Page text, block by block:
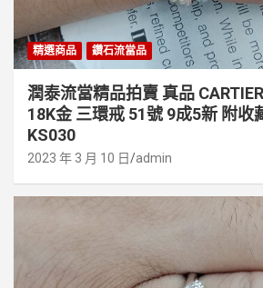
精選商品 鑽石流當品
潤泰流當精品拍賣 真品
18K金 三環戒 51號 9成5新 附收
KS030
2023 年 3 月 10 日 admin